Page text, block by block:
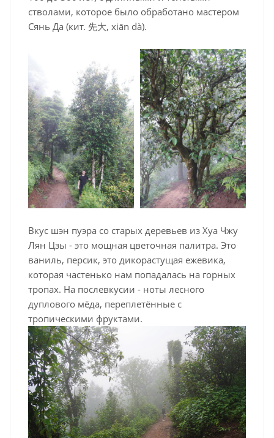
стволами, которое было обработано мастером
Сянь Да (кит. 先大, xiān dà).
Вкус шэн пуэра со старых деревьев из Хуа Чжу
Лян Цзы - это мощная цветочная палитра. Это
ваниль, персик, это дикорастущая ежевика,
которая частенько нам попадалась на горных
тропах. На послевкусии - ноты лесного
дуплового мёда, переплетённые с
тропическими фруктами.